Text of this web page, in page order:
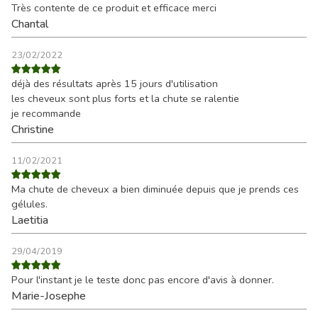
Très contente de ce produit et efficace merci
Chantal
23/02/2022
déjà des résultats après 15 jours d'utilisation
les cheveux sont plus forts et la chute se ralentie
je recommande
Christine
11/02/2021
Ma chute de cheveux a bien diminuée depuis que je prends ces
gélules.
Laetitia
29/04/2019
Pour l'instant je le teste donc pas encore d'avis à donner.
Marie-Josephe